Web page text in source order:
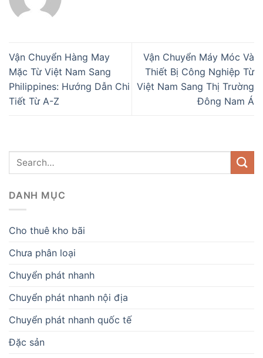
Vận Chuyển Hàng May
Mặc Từ Việt Nam Sang
Philippines: Hướng Dẫn Chi
Tiết Từ A-Z
Vận Chuyển Máy Móc Và
Thiết Bị Công Nghiệp Từ
Việt Nam Sang Thị Trường
Đông Nam Á
DANH MỤC
Cho thuê kho bãi
Chưa phân loại
Chuyển phát nhanh
Chuyển phát nhanh nội địa
Chuyển phát nhanh quốc tế
Đặc sản